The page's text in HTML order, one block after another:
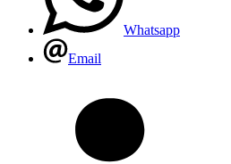
Whatsapp
Email